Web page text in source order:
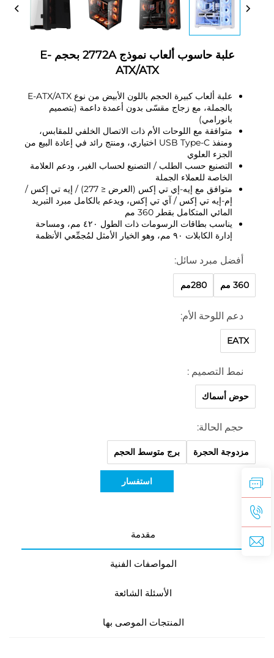
علبة حاسوب ألعاب نموذج 2772A بحجم E-
ATX/ATX
علبة ألعاب كبيرة الحجم باللون الأبيض من نوع E-ATX/ATX
بالجملة، مع زجاج مقسّى بدون أعمدة داعمة (بتصميم
بانورامي)
متوافقة مع اللوحات الأم ذات الاتصال الخلفي للمقابس،
ومنفذ USB Type-C اختياري، ومنتج رائد في إعادة البيع من
الجزء العلوي
التصنيع حسب الطلب / التصنيع لحساب الغير، ودعم العلامة
الخاصة للعملاء الجملة
متوافق مع إيه-إي تي إكس (العرض ≤ 277) / إيه تي إكس /
إم-إيه تي إكس / آي تي إكس، ويدعم بالكامل مبرد التبريد
المائي المتكامل بقطر 360 مم
يناسب بطاقات الرسومات ذات الطول ٤٢٠ مم، ومساحة
إدارة الكابلات ٩٠ مم، وهو الخيار الأمثل لمُجمِّعي الأنظمة
أفضل مبرد سائل:
360 مم 280مم
دعم اللوحة الأم:
EATX
نمط التصميم :
حوض أسماك
حجم الحالة:
مزدوجة الحجرة برج متوسط الحجم
استفسار
مقدمة
المواصفات الفنية
الأسئلة الشائعة
المنتجات الموصى بها